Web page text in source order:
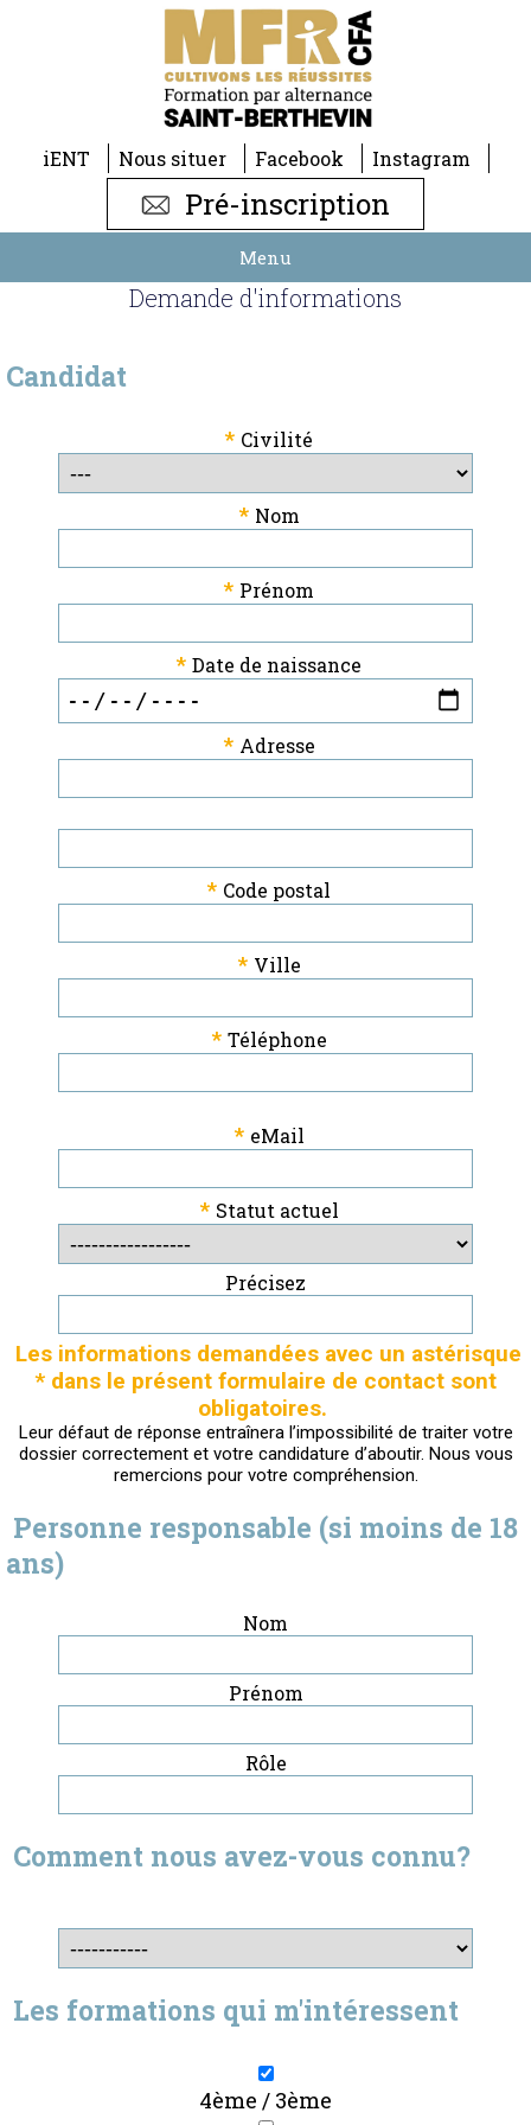
iENT Nous situer Facebook Instagram
Pré-inscription
Menu
Demande d'informations
Candidat
* Civilité
* Nom
* Prénom
* Date de naissance
* Adresse
* Code postal
* Ville
* Téléphone
* eMail
* Statut actuel
Précisez
Les informations demandées avec un astérisque
* dans le présent formulaire de contact sont
obligatoires.
Leur défaut de réponse entraînera l’impossibilité de traiter votre
dossier correctement et votre candidature d’aboutir. Nous vous
remercions pour votre compréhension.
Personne responsable (si moins de 18
ans)
Nom
Prénom
Rôle
Comment nous avez-vous connu?
Les formations qui m'intéressent
4ème / 3ème